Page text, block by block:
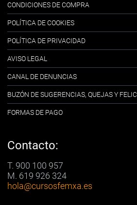
CONDICIONES DE COMPRA
POLÍTICA DE COOKIES
POLÍTICA DE PRIVACIDAD
AVISO LEGAL
CANAL DE DENUNCIAS
BUZÓN DE SUGERENCIAS, QUEJAS Y
FORMAS DE PAGO
Contacto:
T. 900 100 957
M. 619 926 324
hola@cursosfemxa.es